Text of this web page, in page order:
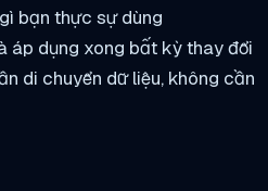
bạn thực sự dùng
áp dụng xong bất kỳ thay đổi
di chuyển dữ liệu, không cần